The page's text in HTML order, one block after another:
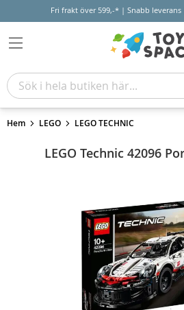
Fri frakt över 599,-* | Snabb
Hem LEGO LEGO TECHNIC
LEGO Technic 42096